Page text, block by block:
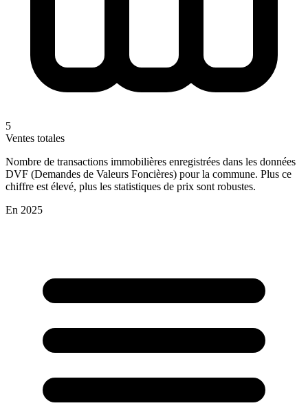
5
Ventes totales
Nombre de transactions immobilières enregistrées dans les données
DVF (Demandes de Valeurs Foncières) pour la commune. Plus ce
chiffre est élevé, plus les statistiques de prix sont robustes.
En 2025